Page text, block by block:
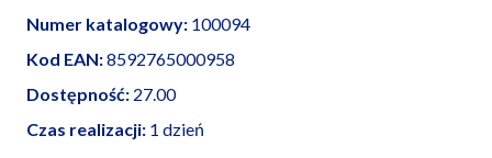
Numer katalogowy: 100094
Kod EAN:8592765000958
Dostępność: 27.00
Czas realizacji: 1 dzień